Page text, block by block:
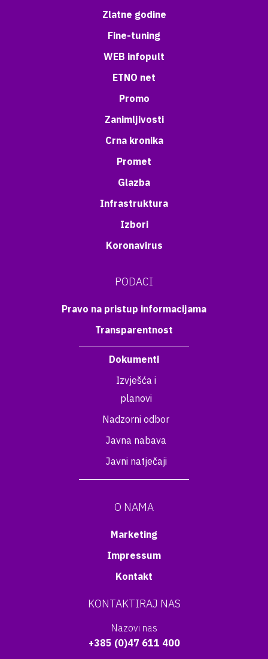
Zlatne godine
Fine-tuning
WEB infopult
ETNO net
Promo
Zanimljivosti
Crna kronika
Promet
Glazba
Infrastruktura
Izbori
Koronavirus
PODACI
Pravo na pristup informacijama
Transparentnost
Dokumenti
Izvješća i
planovi
Nadzorni odbor
Javna nabava
Javni natječaji
O NAMA
Marketing
Impressum
Kontakt
KONTAKTIRAJ NAS
Nazovi nas
+385 (0)47 611 400